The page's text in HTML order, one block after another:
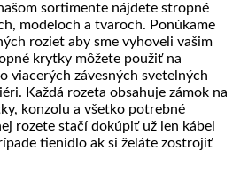
sortimente nájdete stropné
modeloch a tvaroch. Ponúkame
roziet aby sme vyhoveli vašim
krytky môžete použiť na
viacerých závesných svetelných
Každá rozeta obsahuje zámok na
konzolu a všetko potrebné
rozete stačí dokúpiť už len kábel
tienidlo ak si želáte zostrojiť